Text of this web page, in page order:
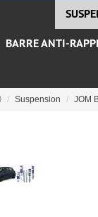
BARRE ANTI-
PageSuspension JOM